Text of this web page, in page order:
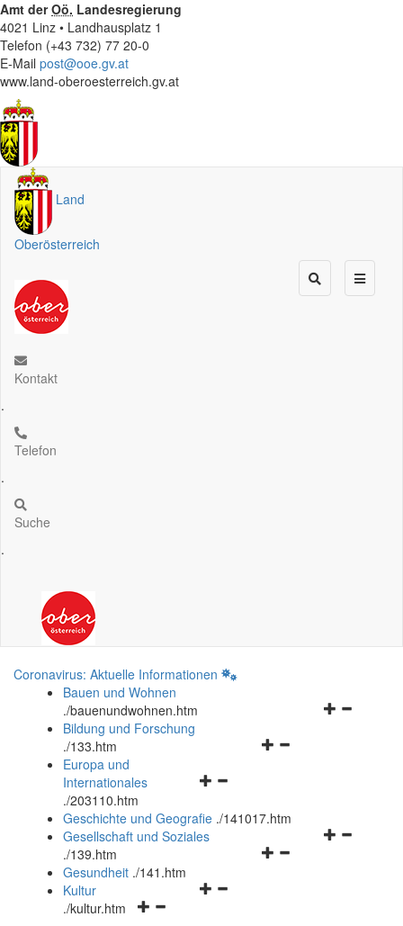
Amt derOö. Landesregierung
4021 Linz • Landhausplatz 1
Telefon (+43 732) 77 20-0
E-Mail post@ooe.gv.at
www.land-oberoesterreich.gv.at
Land
Oberösterreich
Kontakt
.
Telefon
.
Suche
.
Coronavirus: Aktuelle Informationen
Bauen und Wohnen
./bauenundwohnen.htm
Navigationsmenü
Bildung und Forschung
./133.htm
Navigationsmenü
und
schließen
Europa und
Internationales
./203110.htm
Geschichte und Geografie ./141017.htm
Navigationsmenü
Gesellschaft und Soziales
./139.htm
Navigationsmenü
Gesundheit ./141.htm
Navigationsmenü
Kultur
./kultur.htm